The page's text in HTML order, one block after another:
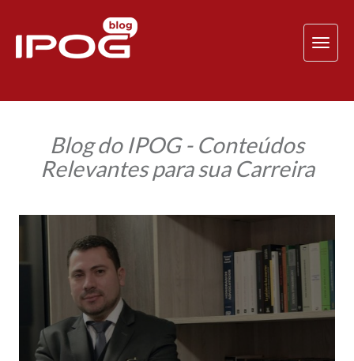
Blog do IPOG - Conteúdos
Relevantes para sua Carreira
Advogado
adquire
transformação
profissional